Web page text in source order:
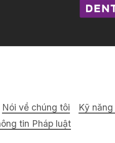
Nói về chúng tôi
Kỹ
tin Pháp luật